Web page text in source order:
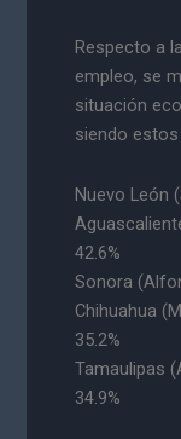
Respecto a
empleo, se
situación
siendo
Nuevo León
42.6%
Sonora
Chihuahua
35.2%
Tamaulipas
34.9%